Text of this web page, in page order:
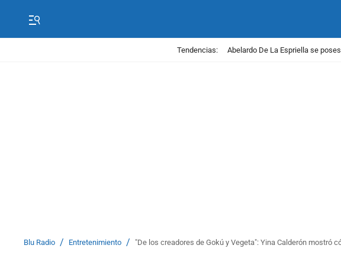
Tendencias: Abelardo De La Espriella se
Blu Radio / Entretenimiento / "De los creadores de Gokú y Vegeta": Yina Calderón mostró